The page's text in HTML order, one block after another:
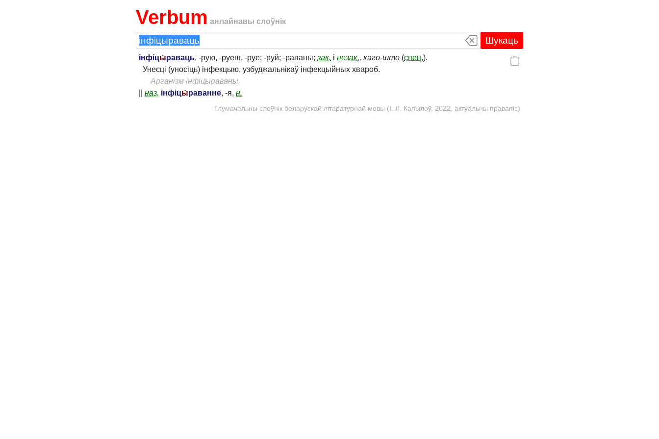
Verbum анлайнавы слоўнік
Шукаць
інфіцы́раваць, -рую, -руеш, -руе; -руй; -раваны; зак. і незак., каго-што (спец.).
Унесці (уносіць) інфекцыю, узбуджальнікаў інфекцыйных хвароб.
Арганізм інфіцыраваны.
наз. інфіцы́раванне, -я, н.
Тлумачальны слоўнік беларускай літаратурнай мовы (І. Л. Капылоў, 2022, актуальны правапіс)